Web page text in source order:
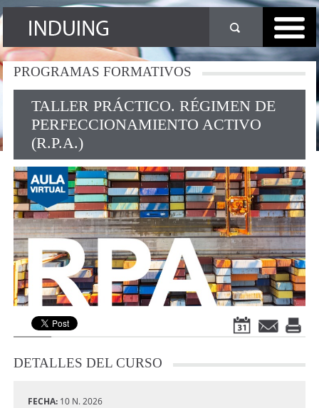
PROGRAMAS FORMATIVOS
TALLER PRÁCTICO.RÉGIMEN DE
PERFECCIONAMIENTO ACTIVO
(R.P.A.)
DETALLES DEL CURSO
FECHA: 10 N. 2026